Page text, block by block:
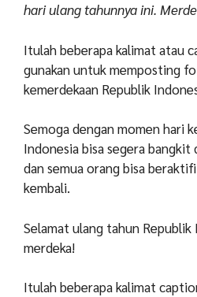
hari ulang tahunnya ini.
Itulah beberapa kalimat atau
gunakan untuk memposting
kemerdekaan Republik
Semoga dengan momen hari
Indonesia bisa segera bangkit
dan semua orang bisa
kembali.
Selamat ulang tahun Republik
merdeka!
Itulah beberapa kalimat